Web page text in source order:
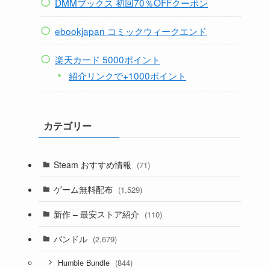
ebookjapan コミックウィークエンド
楽天カード 5000ポイント
紹介リンクで+1000ポイント
カテゴリー
Steam おすすめ情報 (71)
ゲーム無料配布 (1,529)
新作 – 最安ストア紹介 (110)
バンドル (2,679)
Humble Bundle (844)